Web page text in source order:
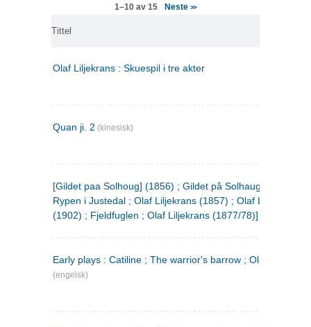
1–10 av 15 Neste>>
Tittel
Olaf Liljekrans : Skuespil i tre akter
Quan ji. 2 (kinesisk)
[Gildet paa Solhoug] (1856) ; Gildet på Solhaug (1883) ;
Rypen i Justedal ; Olaf Liljekrans (1857) ; Olaf Liljekrans
(1902) ; Fjeldfuglen ; Olaf Liljekrans (1877/78)]
Early plays : Catiline ; The warrior's barrow ; Olaf Liljekrans
(engelsk)